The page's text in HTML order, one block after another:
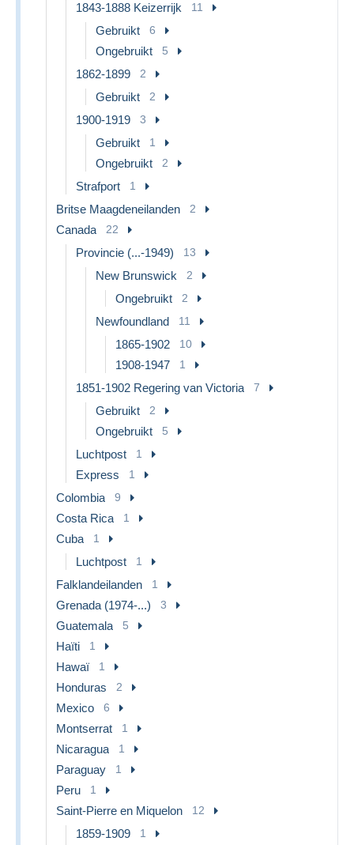
1843-1888 Keizerrijk 11
Gebruikt 6
Ongebruikt 5
1862-1899 2
Gebruikt 2
1900-1919 3
Gebruikt 1
Ongebruikt 2
Strafport 1
Britse Maagdeneilanden 2
Canada 22
Provincie (...-1949) 13
New Brunswick 2
Ongebruikt 2
Newfoundland 11
1865-1902 10
1908-1947 1
1851-1902 Regering van Victoria 7
Gebruikt 2
Ongebruikt 5
Luchtpost 1
Express 1
Colombia 9
Costa Rica 1
Cuba 1
Luchtpost 1
Falklandeilanden 1
Grenada (1974-...) 3
Guatemala 5
Haïti 1
Hawaï 1
Honduras 2
Mexico 6
Montserrat 1
Nicaragua 1
Paraguay 1
Peru 1
Saint-Pierre en Miquelon 12
1859-1909 1